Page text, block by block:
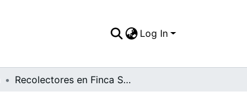
Log In
Recolectores en Finca Santa Elena. Sevilla